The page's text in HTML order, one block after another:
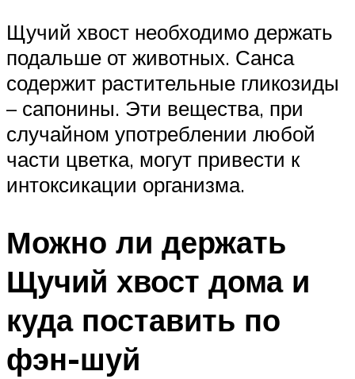
Щучий хвост необходимо держать
подальше от животных. Санса
содержит растительные гликозиды
– сапонины. Эти вещества, при
случайном употреблении любой
части цветка, могут привести к
интоксикации организма.
Можно ли держать
Щучий хвост дома и
куда поставить по
фэн-шуй